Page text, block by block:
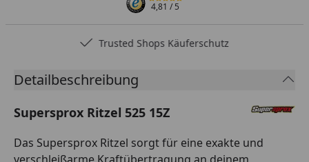
4,81/ 5
Trusted Shops Käuferschutz
Detailbeschreibung
Supersprox Ritzel 525 15Z
Das Supersprox Ritzel sorgt für eine exakte und
verschleißarme Kraftübertragung an deinem